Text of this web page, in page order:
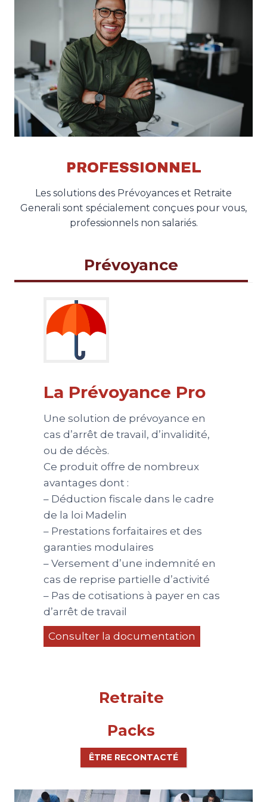
PROFESSIONNEL
Les solutions des Prévoyances et Retraite
Generali sont spécialement conçues pour vous,
professionnels non salariés.
Prévoyance
La Prévoyance Pro
Une solution de prévoyance en
cas d’arrêt de travail, d’invalidité,
ou de décès.
Ce produit offre de nombreux
avantages dont :
– Déduction fiscale dans le cadre
de la loi Madelin
– Prestations forfaitaires et des
garanties modulaires
– Versement d’une indemnité en
cas de reprise partielle d’activité
– Pas de cotisations à payer en cas
d’arrêt de travail
Consulter la documentation
Retraite
Packs
ÊTRE RECONTACTÉ